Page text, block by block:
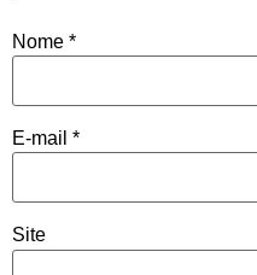
Nome *
E-mail *
Site